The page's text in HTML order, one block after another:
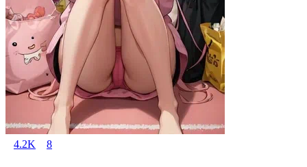
4.2K 8